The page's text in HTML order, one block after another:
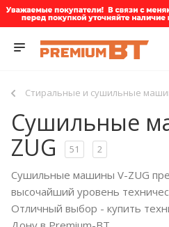
Стиральные и сушильные
Сушильные
ZUG
51 2
Сушильные машины V-ZUG
высочайший уровень
Отличный выбор - купить